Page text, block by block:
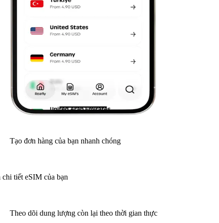
Tạo đơn hàng của bạn nhanh chóng
chi tiết eSIM của bạn
Theo dõi dung lượng còn lại theo thời gian thực